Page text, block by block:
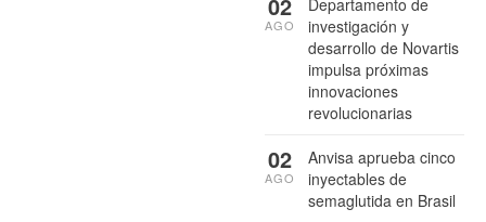
Departamento de
investigación y
desarrollo de Novartis
impulsa próximas
innovaciones
revolucionarias
02
AGO
Anvisa aprueba cinco
inyectables de
semaglutida en Brasil
02
AGO